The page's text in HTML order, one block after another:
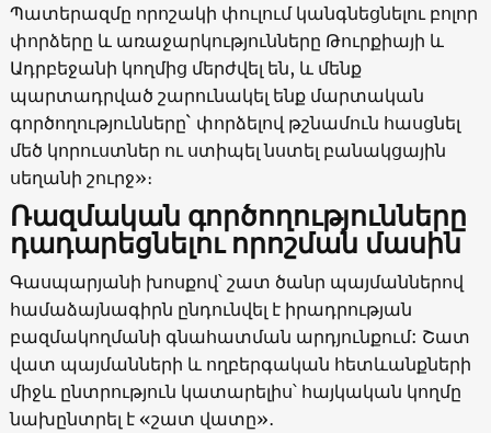
Պատերազմը որոշակի փուլում կանգնեցնելու բոլոր
փորձերը և առաջարկությունները Թուրքիայի և
Ադրբեջանի կողմից մերժվել են, և մենք
պարտադրված շարունակել ենք մարտական
գործողությունները` փորձելով թշնամուն հասցնել
մեծ կորուստներ ու ստիպել նստել բանակցային
սեղանի շուրջ»։
Ռազմական գործողությունները
դադարեցնելու որոշման մասին
Գասպարյանի խոսքով՝ շատ ծանր պայմաններով
համաձայնագիրն ընդունվել է իրադրության
բազմակողմանի գնահատման արդյունքում: Շատ
վատ պայմանների և ողբերգական հետևանքների
միջև ընտրություն կատարելիս՝ հայկական կողմը
նախընտրել է «շատ վատը»․